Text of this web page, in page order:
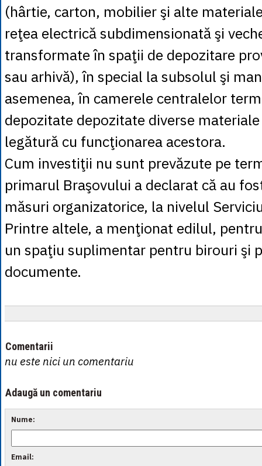
(hârtie, carton, mobilier şi alte
reţea electrică subdimensionată şi
transformate în spaţii de depozitare
sau arhivă), în special la subsolul şi
asemenea, în camerele centralelor
depozitate depozitate diverse
legătură cu funcţionarea acestora.
Cum investiţii nu sunt prevăzute pe
primarul Braşovului a declarat că au
măsuri organizatorice, la nivelul
Printre altele, a menţionat edilul,
un spaţiu suplimentar pentru birouri şi
documente.
Comentarii
nu este nici un comentariu
Adaugă un comentariu
Nume:
Email: